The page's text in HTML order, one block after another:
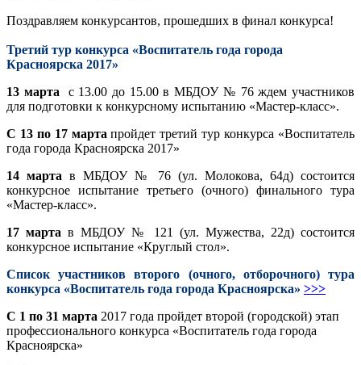
Поздравляем конкурсантов, прошедших в финал конкурса!
Третий тур конкурса «Воспитатель года города
Красноярска 2017»
13 марта с 13.00 до 15.00 в МБДОУ № 76 ждем участников
для подготовки к конкурсному испытанию «Мастер-класс».
С 13 по 17 мартапройдет третий тур конкурса «Воспитатель
года города Красноярска 2017»
14 марта в МБДОУ № 76 (ул. Молокова, 64д) состоится
конкурсное испытание третьего (очного) финального тура
«Мастер-класс».
17 мартав МБДОУ № 121 (ул. Мужества, 22д) состоится
конкурсное испытание «Круглый стол».
Список участников второго (очного, отборочного) тура
конкурса «Воспитатель года города Красноярска» >>>
С 1 по 31 марта 2017 года пройдет второй (городской) этап
профессионального конкурса «Воспитатель года города
Красноярска»